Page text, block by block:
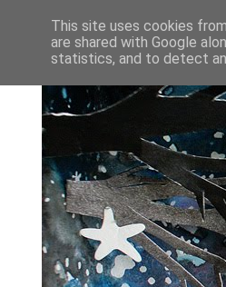
This site uses cookies
are shared with Google
statistics, and to detect